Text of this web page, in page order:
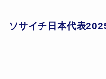
ソサイチ日本代表